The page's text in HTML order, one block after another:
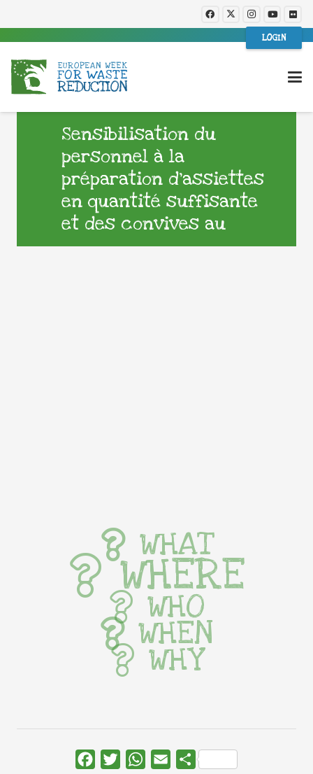
LOGIN
Sensibilisation du
personnel à la
préparation d’assiettes
en quantité suffisante
et des convives au
WHAT
WHERE
WHO
WHEN
WHY
FacebookTwitterWhatsApp
Email Share